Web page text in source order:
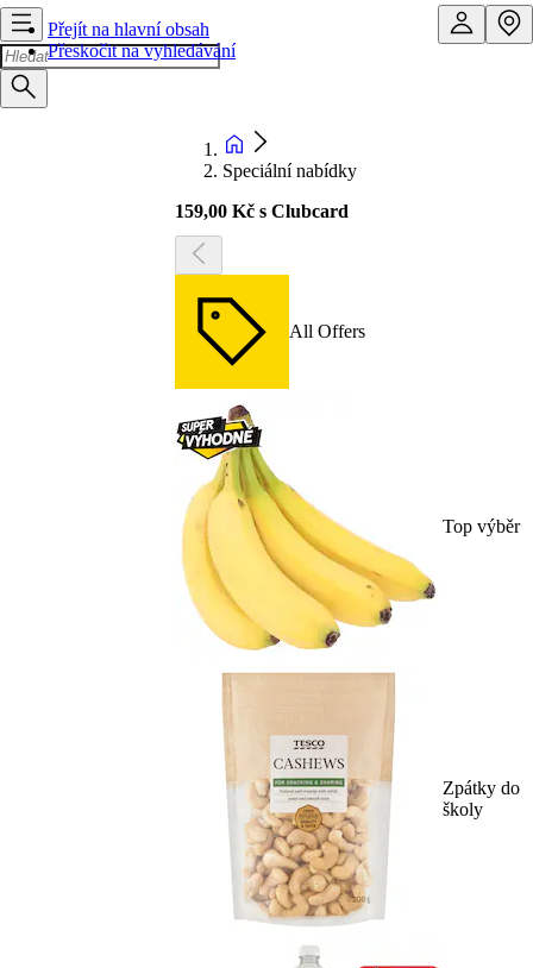
Přejít na hlavní obsah
Přeskočit na vyhledávání
Speciální nabídky
159,00 Kč s Clubcard
All Offers
Top výběr
Zpátky do
školy